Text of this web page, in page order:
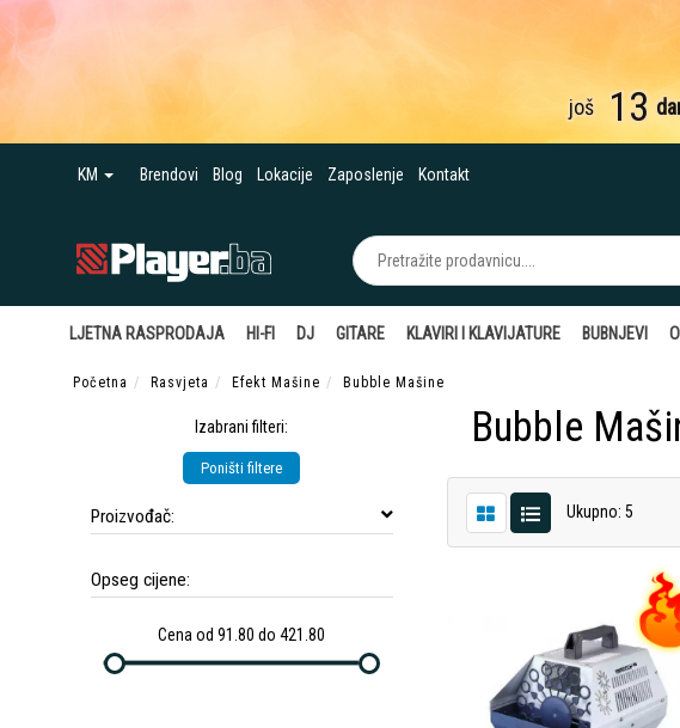
još 13
KM Brendovi Blog Lokacije Zaposlenje Kontakt
LJETNA RASPRODAJA HI-FI DJ GITARE KLAVIRI I KLAVIJATURE BUBNJEVI
Početna Rasvjeta Efekt Mašine Bubble Mašine
Izabrani filteri:
Poništi filtere
Proizvođač:
Opseg cijene:
Cena od 91.80 do 421.80
Bubble
Ukupno: 5